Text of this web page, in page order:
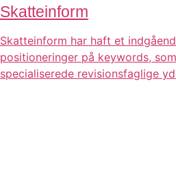
Skatteinform
Skatteinform har haft et
positioneringer på keywords,
specialiserede revisionsfaglige